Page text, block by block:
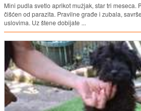
Mini pudla svetlo aprikot mužjak, star tri meseca.
čišćen od parazita. Pravilne građe i zubala,
uslovima. Uz štene dobijate ...